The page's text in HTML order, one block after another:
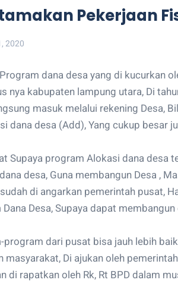
Pekerjaan
2020
dana desa yang di kucurkan
nya kabupaten lampung utara, Di
masuk melalui rekening Desa,
dana desa (Add), Yang cukup besar
Supaya program Alokasi dana desa
desa, Guna membangun Desa ,
di angarkan pemerintah pusat,
Desa, Supaya dapat
program dari pusat bisa jauh lebih
Di ajukan oleh
di rapatkan oleh Rk, Rt BPD dalam